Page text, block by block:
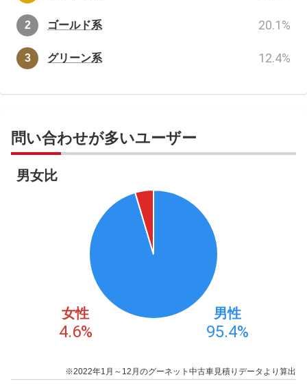
ゴールド系 20.1%
グリーン系 12.4%
問い合わせが多いユーザー
男女比
女性
4.6%
男性
95.4%
※2022年1月～12月のグーネット中古車見積りデータより算出